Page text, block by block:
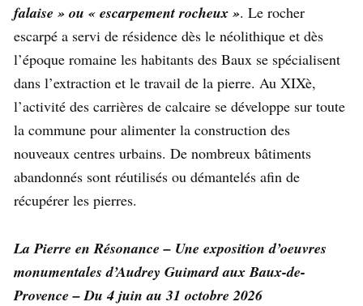
falaise » ou « escarpement rocheux ». Le rocher
escarpé a servi de résidence dès le néolithique et dès
l’époque romaine les habitants des Baux se spécialisent
dans l’extraction et le travail de la pierre. Au XIXè,
l’activité des carrières de calcaire se développe sur toute
la commune pour alimenter la construction des
nouveaux centres urbains. De nombreux bâtiments
abandonnés sont réutilisés ou démantelés afin de
récupérer les pierres.
La Pierre en Résonance – Une exposition d’oeuvres
monumentales d’Audrey Guimard aux Baux-de-
Provence – Du 4 juin au 31 octobre 2026